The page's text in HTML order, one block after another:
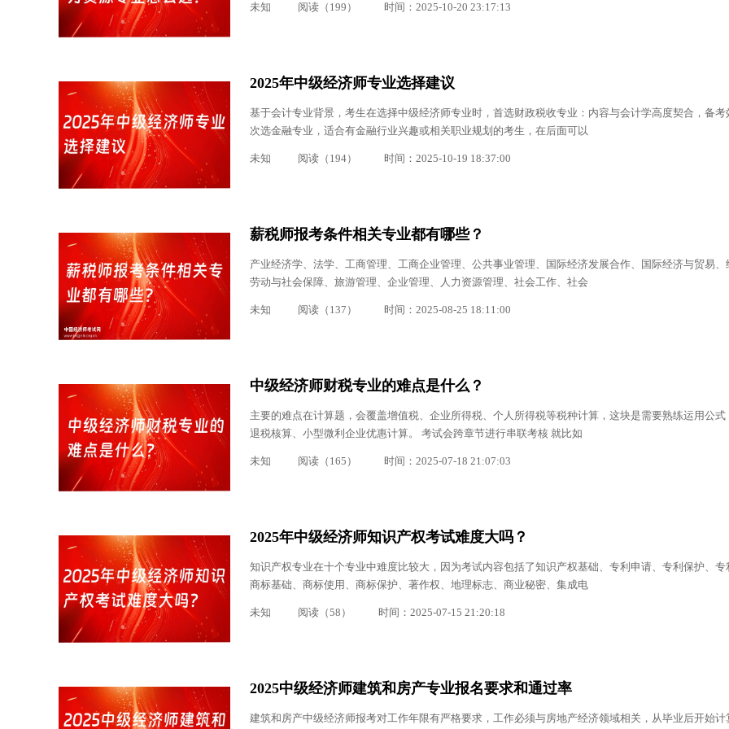
未知 阅读（199） 时间：2025-10-20 23:17:13
2025年中级经济师专业选择建议
基于会计专业背景，考生在选择中级经济师专业时，首选财政税收专业：内容与会计学高度契合，备考
次选金融专业，适合有金融行业兴趣或相关职业规划的考生，在后面可以
未知 阅读（194） 时间：2025-10-19 18:37:00
薪税师报考条件相关专业都有哪些？
产业经济学、法学、工商管理、工商企业管理、公共事业管理、国际经济发展合作、国际经济与贸易、
劳动与社会保障、旅游管理、企业管理、人力资源管理、社会工作、社会
未知 阅读（137） 时间：2025-08-25 18:11:00
中级经济师财税专业的难点是什么？
主要的难点在计算题，会覆盖增值税、企业所得税、个人所得税等税种计算，这块是需要熟练运用公式
退税核算、小型微利企业优惠计算。 考试会跨章节进行串联考核 就比如
未知 阅读（165） 时间：2025-07-18 21:07:03
2025年中级经济师知识产权考试难度大吗？
知识产权专业在十个专业中难度比较大，因为考试内容包括了知识产权基础、专利申请、专利保护、专
商标基础、商标使用、商标保护、著作权、地理标志、商业秘密、集成电
未知 阅读（58） 时间：2025-07-15 21:20:18
2025中级经济师建筑和房产专业报名要求和通过率
建筑和房产中级经济师报考对工作年限有严格要求，工作必须与房地产经济领域相关，从毕业后开始计